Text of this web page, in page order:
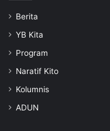
Berita
YB Kita
Program
Naratif Kito
Kolumnis
ADUN